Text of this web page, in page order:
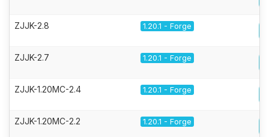
ZJJK-2.8 1.20.1 - Forge
ZJJK-2.7 1.20.1 - Forge
ZJJK-1.20MC-2.4 1.20.1 - Forge
ZJJK-1.20MC-2.2 1.20.1 - Forge